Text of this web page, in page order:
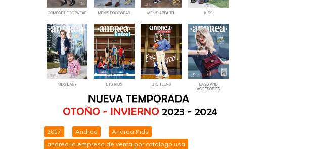
2017 Andrea
Andrea Kids
andrea la empresa de venta por catalogo usa